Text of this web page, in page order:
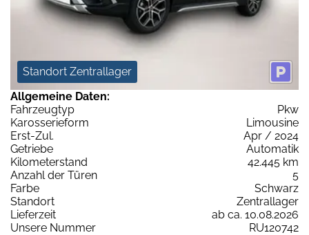
Standort Zentrallager
Allgemeine Daten:
Fahrzeugtyp
Pkw
Karosserieform
Limousine
Erst-Zul.
Apr / 2024
Getriebe
Automatik
Kilometerstand
42.445 km
Anzahl der Türen
5
Farbe
Schwarz
Standort
Zentrallager
Lieferzeit
ab ca. 10.08.2026
Unsere Nummer
RU120742